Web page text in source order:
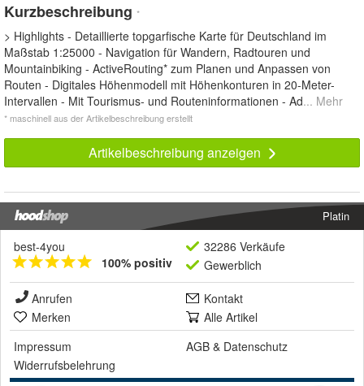
Kurzbeschreibung *
> Highlights - Detaillierte topgarfische Karte für Deutschland im
Maßstab 1:25000 - Navigation für Wandern, Radtouren und
Mountainbiking - ActiveRouting* zum Planen und Anpassen von
Routen - Digitales Höhenmodell mit Höhenkonturen in 20-Meter-
Intervallen - Mit Tourismus- und Routeninformationen - Ad... Mehr
* maschinell aus der Artikelbeschreibung erstellt
Artikelbeschreibung anzeigen
Platin
best-4you
100% positiv
32286 Verkäufe
Gewerblich
Anrufen
Kontakt
Merken
Alle Artikel
Impressum
AGB & Datenschutz
Widerrufsbelehrung